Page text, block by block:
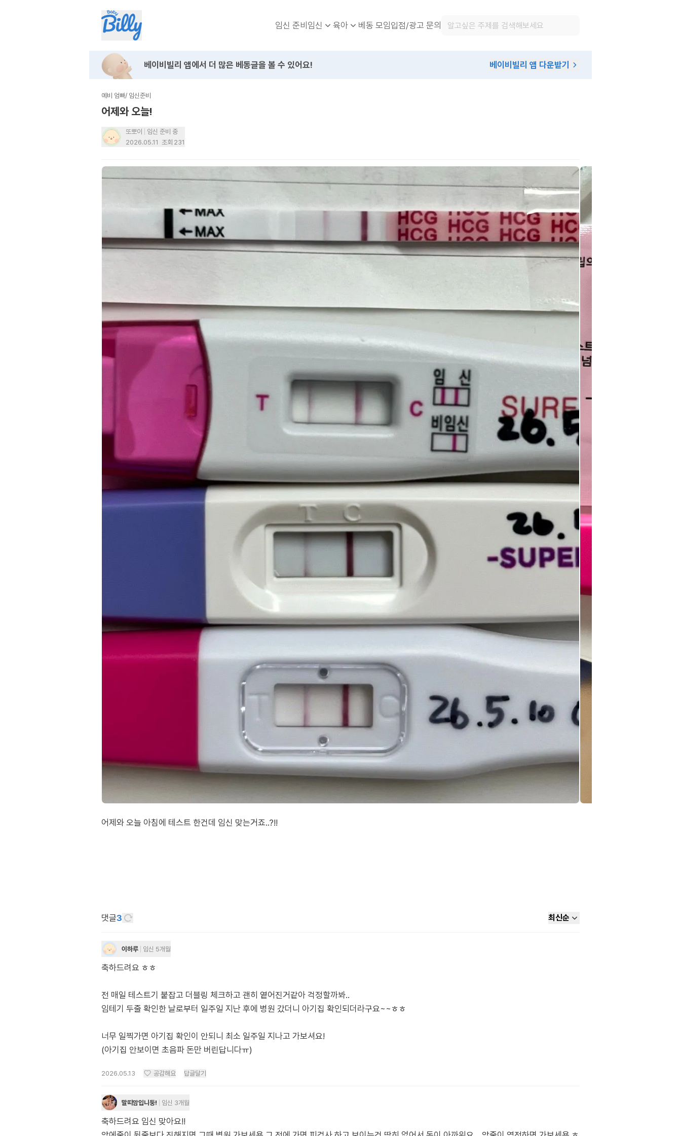
임신 준비임신 육아 베동 모임입점/광고 문의
베이비빌리 앱에서 더 많은 베동글을 볼 수 있어요! 베이비빌리 앱 다운받기
예비 엄빠/ 임신준비
어제와 오늘!
또뽀이
임신 준비 중
2026.05.11 조회 231
어제와 오늘 아침에 테스트 한건데 임신 맞는거죠..?!!
댓글3 최신순
이하루 임신 5개월
축하드려요 ㅎㅎ
전 매일 테스트기 붙잡고 더블링 체크하고 괜히 옅어진거같아 걱정할까봐..
임테기 두줄 확인한 날로부터 일주일 지난 후에 병원 갔더니 아기집 확인되더라구요~~ㅎㅎ
너무 일찍가면 아기집 확인이 안되니 최소 일주일 지나고 가보셔요!
(아기집 안보이면 초음파 돈만 버린답니다ㅠ)
2026.05.13 공감해요 답글달기
말띠맘입니둥! 임신 3개월
축하드려요 임신 맞아요!!